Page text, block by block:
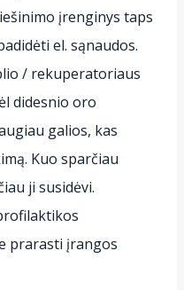
įrenginys taps
el. sąnaudos.
/ rekuperatoriaus
didesnio oro
galios, kas
Kuo sparčiau
ji susidėvi.
prarasti įrangos